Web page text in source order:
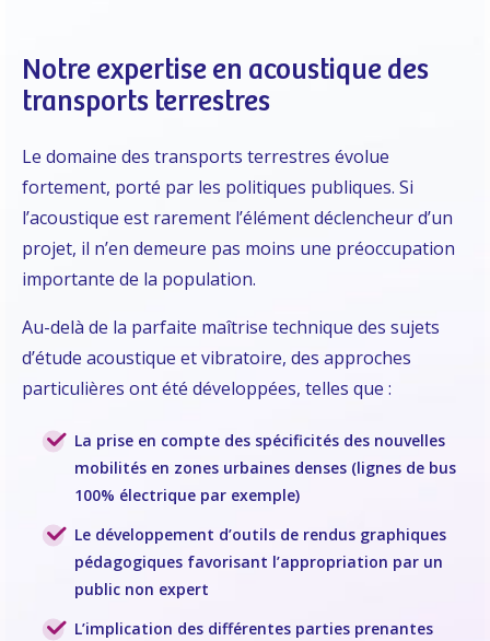
Notre expertise en acoustique des
transports terrestres
Le domaine des transports terrestres évolue
fortement, porté par les politiques publiques. Si
l’acoustique est rarement l’élément déclencheur d’un
projet, il n’en demeure pas moins une préoccupation
importante de la population.
Au-delà de la parfaite maîtrise technique des sujets
d’étude acoustique et vibratoire, des approches
particulières ont été développées, telles que :
La prise en compte des spécificités des nouvelles
mobilités en zones urbaines denses (lignes de bus
100% électrique par exemple)
Le développement d’outils de rendus graphiques
pédagogiques favorisant l’appropriation par un
public non expert
L’implication des différentes parties prenantes